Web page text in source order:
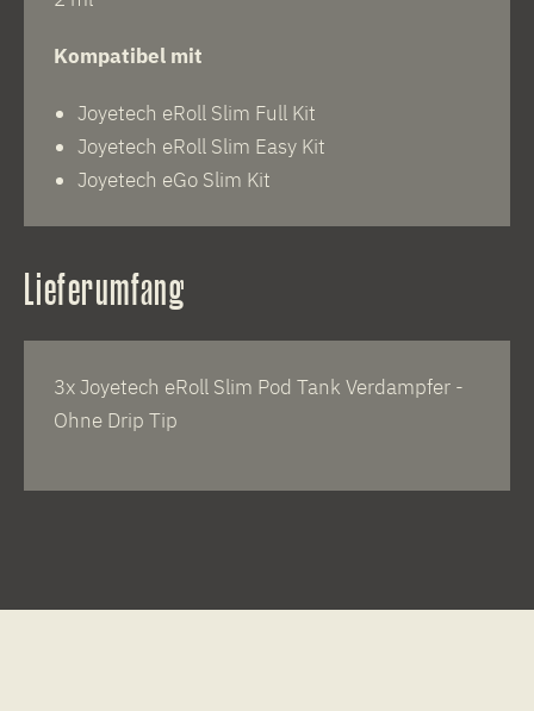
Kompatibel mit
Joyetech eRoll Slim Full Kit
Joyetech eRoll Slim Easy Kit
Joyetech eGo Slim Kit
Lieferumfang
3x Joyetech eRoll Slim Pod Tank Verdampfer -
Ohne Drip Tip